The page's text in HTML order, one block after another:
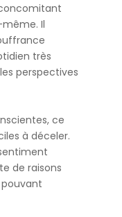
Il
très
perspectives
ce
à déceler.
de raisons